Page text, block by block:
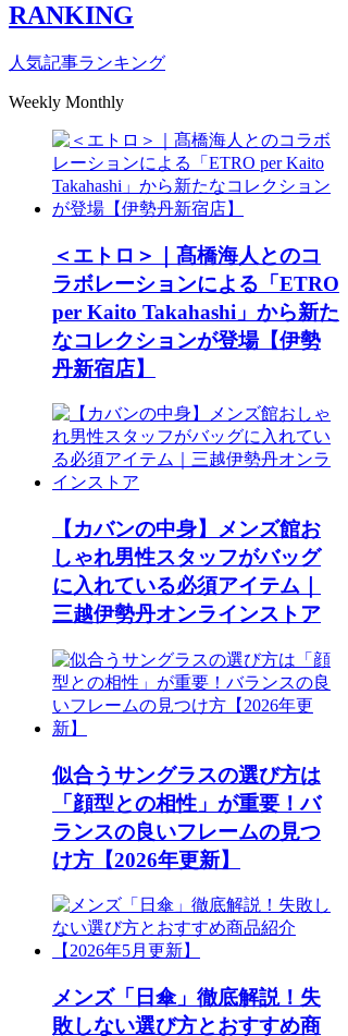
RANKING
人気記事ランキング
Weekly Monthly
＜エトロ＞｜髙橋海人とのコ
ラボレーションによる「ETRO
per Kaito Takahashi」から新た
なコレクションが登場【伊勢
丹新宿店】
【カバンの中身】メンズ館お
しゃれ男性スタッフがバッグ
に入れている必須アイテム｜
三越伊勢丹オンラインストア
似合うサングラスの選び方は
「顔型との相性」が重要！バ
ランスの良いフレームの見つ
け方【2026年更新】
メンズ「日傘」徹底解説！失
敗しない選び方とおすすめ商